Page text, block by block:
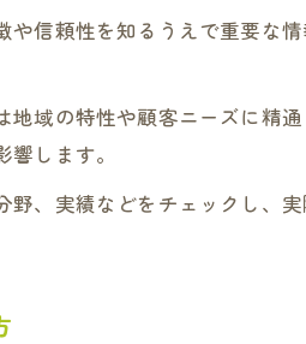
不動産売却を円滑に
買取再販を意識した
リスク回避で資産価値を高
不動産売却のリスク
信頼性を知るうえで重要な
域の特性や顧客ニーズに精
します。
、実績などをチェックし、